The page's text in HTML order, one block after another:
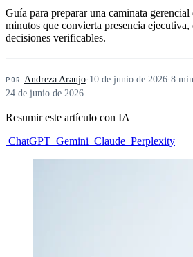
Guía para preparar una caminata
minutos que convierta presencia ejecutiva,
decisiones verificables.
POR Andreza Araujo· 10 de junio de 2026· 8
24 de junio de 2026
Resumir este artículo con IA
ChatGPT Gemini Claude Perplexity